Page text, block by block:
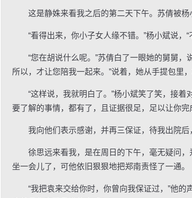
这是静姝来看我之后的第二天下午。苏倩被杨
“看得出来，你小子女人缘不错。”杨小斌说，“
“您在胡说什么呢。”苏倩白了一眼她的舅舅，
所以，才让您陪我一起来。”说着，她从手提包里
“这样说，我就明白了。”杨小斌笑了笑，接着
要了解的事情，都有了，且证据很足，足以让你
我向他们表示感谢，并再三保证，待我出院后
徐思远来看我，是在周日的下午，毫无疑问，
坐一会儿了，可他依旧狠狠地把郑南责怪了一通。
“我把袁来交给你时，你曾向我保证过，”他的